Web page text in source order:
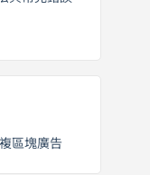
區塊廣告